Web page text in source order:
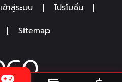
เข้าสู่ระบบ
โปรโมชั่น
Sitemap